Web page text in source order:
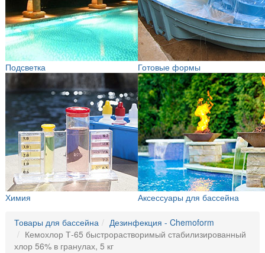
Подсветка Готовые формы
Химия Аксессуары для бассейна
Товары для бассейна
Дезинфекция - Chemoform
Кемохлор Т-65 быстрорастворимый стабилизированный
хлор 56% в гранулах, 5 кг